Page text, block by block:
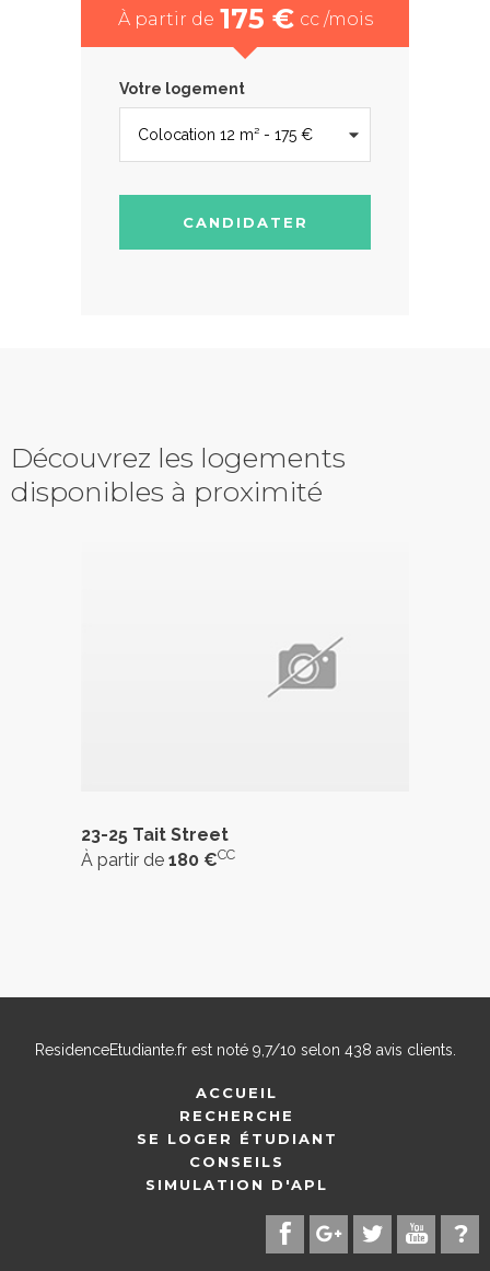
À partir de 175 € cc /mois
Votre logement
CANDIDATER
Découvrez les logements
disponibles à proximité
23-25 Tait Street
À partir de 180 €CC
ResidenceEtudiante.frest noté 9,7/10 selon 438 avis clients.
ACCUEIL
RECHERCHE
SE LOGER ÉTUDIANT
CONSEILS
SIMULATION D'APL